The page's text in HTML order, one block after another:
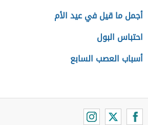
أجمل ما قيل في عيد الأم
احتباس البول
أسباب العصب السابع